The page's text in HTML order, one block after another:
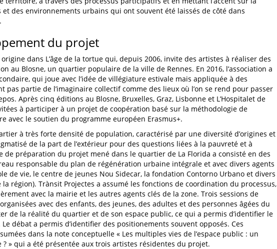
des environnements urbains qui ont souvent été laissés de côté dans
du projet
dans L’âge de la tortue qui, depuis 2006, invite des artistes à réaliser des
au Blosne, un quartier populaire de la ville de Rennes. En 2016, l’association a
qui joue avec l’idée de villégiature estivale mais appliquée à des
pas partie de l’imaginaire collectif comme des lieux où l’on se rend pour passer
Après cinq éditions au Blosne, Bruxelles, Graz, Lisbonne et L’Hospitalet de
à participer à un projet de coopération basé sur la méthodologie de
avec le soutien du programme européen Erasmus+.
à très forte densité de population, caractérisé par une diversité d’origines et
de la part de l’extérieur pour des questions liées à la pauvreté et à
de préparation du projet mené dans le quartier de La Florida a consisté en des
responsable du plan de régénération urbaine intégrale et avec divers agents
de vie, le centre de jeunes Nou Sidecar, la fondation Contorno Urbano et divers
région). Trànsit Projectes a assumé les fonctions de coordination du processus,
avec la mairie et les autres agents clés de la zone. Trois sessions de
avec des enfants, des jeunes, des adultes et des personnes âgées du
de la réalité du quartier et de son espace public, ce qui a permis d’identifier le
débat a permis d’identifier des positionements souvent opposés. Ces
dans la note conceptuelle « Les multiples vies de l’espace public : un
? » qui a été présentée aux trois artistes résidentes du projet.